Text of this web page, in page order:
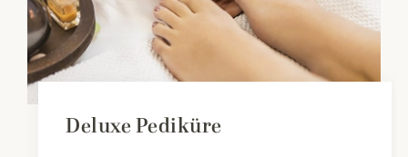
Deluxe Pediküre